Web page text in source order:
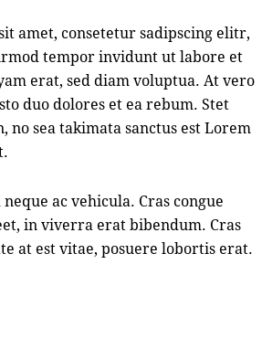
amet, consetetur sadipscing elitr,
tempor invidunt ut labore et
erat, sed diam voluptua. At vero
duo dolores et ea rebum. Stet
no sea takimata sanctus est Lorem
ac vehicula. Cras congue
in viverra erat bibendum. Cras
at est vitae, posuere lobortis erat.